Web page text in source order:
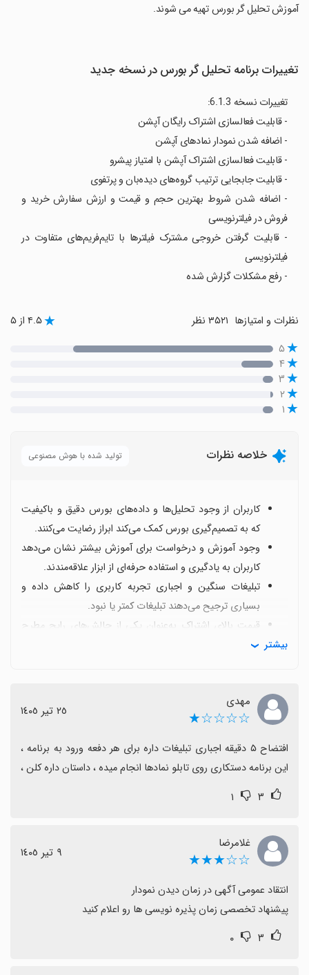
آموزش تحلیل گر بورس تهیه می شوند.
تغییرات برنامه تحلیل گر بورس در نسخه جدید
تغییرات نسخه 6.1.3:
- قابلیت فعالسازی اشتراک رایگان آپشن
- اضافه شدن نمودار نمادهای آپشن
- قابلیت فعالسازی اشتراک آپشن با امتیاز پیشرو
- قابلیت جابجایی ترتیب گروه‌های دیده‌بان و پرتفوی
- اضافه شدن شروط بهترین حجم و قیمت و ارزش سفارش خرید و
فروش در فیلترنویسی
- قابلیت گرفتن خروجی مشترک فیلترها با تایم‌فریم‌های متفاوت در
فیلترنویسی
- رفع مشکلات گزارش شده
نظرات و امتیازها ۴.۵ از ۵
۵
۴
۳
۲
۱
خلاصه نظرات تولید شده با هوش مصنوعی
کاربران از وجود تحلیل‌ها و داده‌های بورس دقیق و باکیفیت
که به تصمیم‌گیری بورس کمک می‌کند ابراز رضایت می‌کنند.
وجود آموزش و درخواست برای آموزش بیشتر نشان می‌دهد
کاربران به یادگیری و استفاده حرفه‌ای از ابزار علاقه‌مندند.
تبلیغات سنگین و اجباری تجربه کاربری را کاهش داده و
بسیاری ترجیح می‌دهند تبلیغات کمتر یا نبود.
قیمت بالای اشتراک به‌عنوان یکی از چالش‌های رایج مطرح
است و برخی کاربران خواستار پلن‌های مقرون‌به‌صرفه‌تر
صندوق پذیره‌نویسی و اطلاع از زمان پذیره‌نویسی برای
استفاده راحت‌تر از برنامه دارند.
برخی کاربران با ادعای دستکاری روی تابلو نمادها مواجه‌اند که
نشان‌دهنده نیاز به شفافیت و توضیحات بیشتر از تیم
بیشتر
مهدی
☆☆☆☆★ ٢٥ تیر ١٤٠٥
این برنامه دستکاری روی تابلو نمادها انجام میده ، داستان داره کلن ،
۳ ۱
غلامرضا
☆☆★★★ ٩ تیر ١٤٠٥
پیشنهاد تخصصی زمان پذیره نویسی ها رو اعلام کنید
۳ ۰